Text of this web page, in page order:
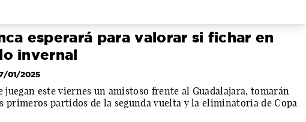
esperará para valorar si fichar en
invernal
01/2025
juegan este viernes un amistoso frente al Guadalajara, tomarán
primeros partidos de la segunda vuelta y la eliminatoria de Copa